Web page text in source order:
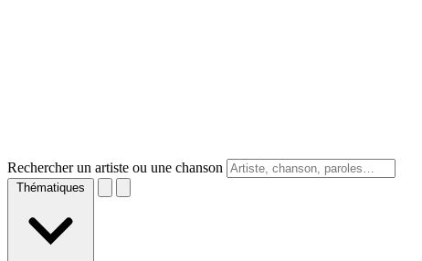
Rechercher un artiste ou une chanson
Thématiques